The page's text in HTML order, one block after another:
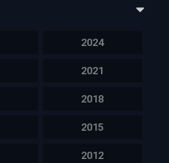
2024
2021
2018
2015
2012